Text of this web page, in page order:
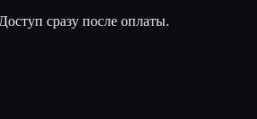
сразу после оплаты.